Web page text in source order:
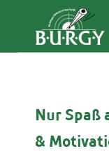
Nur Spaß
&